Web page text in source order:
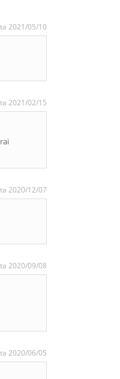
2021/05/10
2021/02/15
2020/12/07
2020/09/08
2020/06/05